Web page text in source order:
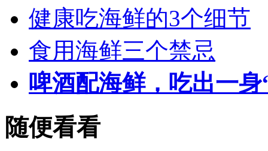
健康吃海鲜的3个细节
食用海鲜三个禁忌
啤酒配海鲜，吃出一身
随便看看